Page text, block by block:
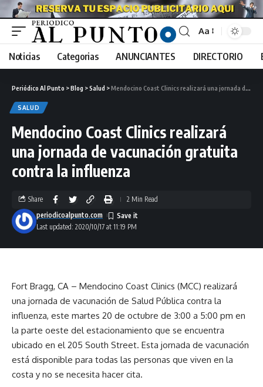
Aa
Noticias Categorias ANUNCIANTES DIRECTORIO
Periódico Al Punto >Blog >Salud >Mendocino Coast Clinics realizará una jornada de vacunación gratuita contra la influenza
SALUD
Mendocino Coast Clinics realizará
una jornada de vacunación gratuita
contra la influenza
Last updated: 2020/10/17 at 11:19 PM
periodicoalpunto.com
Share 2 Min Read
Fort Bragg, CA – Mendocino Coast Clinics (MCC) realizará
una jornada de vacunación de Salud Pública contra la
influenza, este martes 20 de octubre de 3:00 a 5:00 pm en
la parte oeste del estacionamiento que se encuentra
ubicado en el 205 South Street. Esta jornada de vacunación
está disponible para todas las personas que viven en la
costa y no se necesita hacer cita.